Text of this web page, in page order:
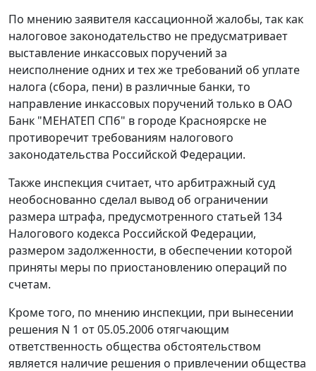
По мнению заявителя кассационной жалобы, так как
налоговое законодательство не предусматривает
выставление инкассовых поручений за
неисполнение одних и тех же требований об уплате
налога (сбора, пени) в различные банки, то
направление инкассовых поручений только в ОАО
Банк "МЕНАТЕП СПб" в городе Красноярске не
противоречит требованиям налогового
законодательства Российской Федерации.
Также инспекция считает, что арбитражный суд
необоснованно сделал вывод об ограничении
размера штрафа, предусмотренного статьей 134
Налогового кодекса Российской Федерации,
размером задолженности, в обеспечении которой
приняты меры по приостановлению операций по
счетам.
Кроме того, по мнению инспекции, при вынесении
решения N 1 от 05.05.2006 отягчающим
ответственность общества обстоятельством
является наличие решения о привлечении общества